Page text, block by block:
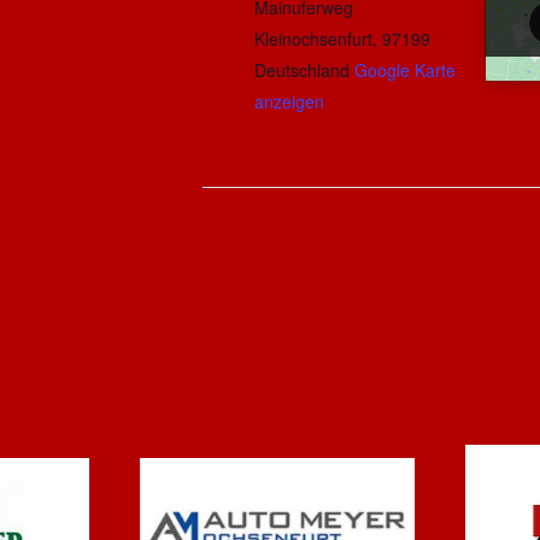
Mainuferweg
Kleinochsenfurt, 97199
Deutschland Google Karte
anzeigen